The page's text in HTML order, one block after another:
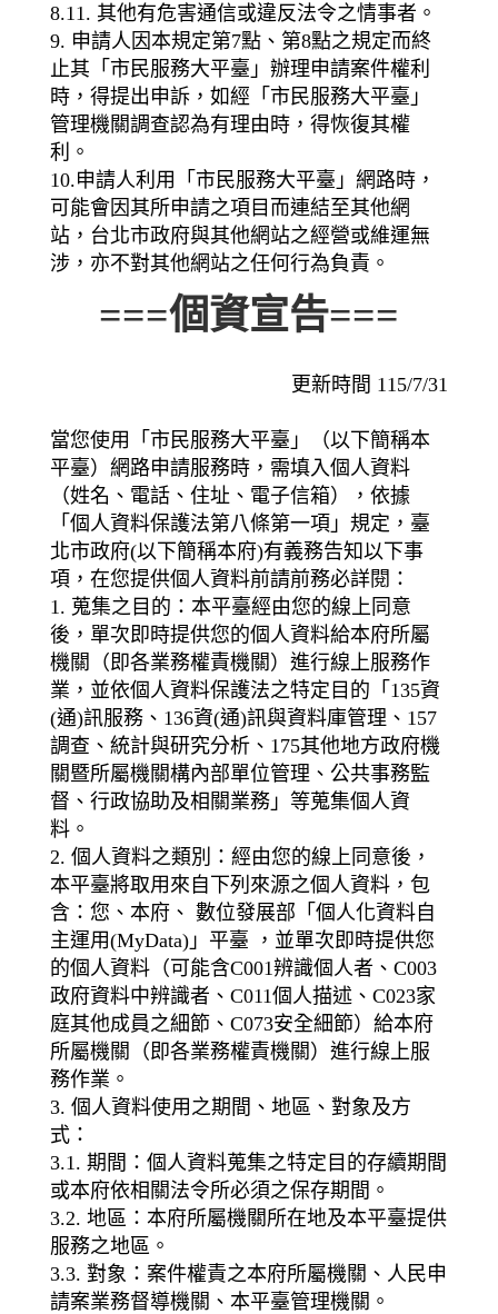
8.11. 其他有危害通信或違反法令之情事者。
9. 申請人因本規定第7點、第8點之規定而終
止其「市民服務大平臺」辦理申請案件權利
時，得提出申訴，如經「市民服務大平臺」
管理機關調查認為有理由時，得恢復其權
利。
10.申請人利用「市民服務大平臺」網路時，
可能會因其所申請之項目而連結至其他網
站，台北市政府與其他網站之經營或維運無
涉，亦不對其他網站之任何行為負責。
===個資宣告===
更新時間 115/7/31
當您使用「市民服務大平臺」（以下簡稱本
平臺）網路申請服務時，需填入個人資料
（姓名、電話、住址、電子信箱），依據
「個人資料保護法第八條第一項」規定，臺
北市政府(以下簡稱本府)有義務告知以下事
項，在您提供個人資料前請前務必詳閱：
1. 蒐集之目的：本平臺經由您的線上同意
後，單次即時提供您的個人資料給本府所屬
機關（即各業務權責機關）進行線上服務作
業，並依個人資料保護法之特定目的「135資
(通)訊服務、136資(通)訊與資料庫管理、157
調查、統計與研究分析、175其他地方政府機
關暨所屬機關構內部單位管理、公共事務監
督、行政協助及相關業務」等蒐集個人資
料。
2. 個人資料之類別：經由您的線上同意後，
本平臺將取用來自下列來源之個人資料，包
含：您、本府、 數位發展部「個人化資料自
主運用(MyData)」平臺 ，並單次即時提供您
的個人資料（可能含C001辨識個人者、C003
政府資料中辨識者、C011個人描述、C023家
庭其他成員之細節、C073安全細節）給本府
所屬機關（即各業務權責機關）進行線上服
務作業。
3. 個人資料使用之期間、地區、對象及方
式：
3.1. 期間：個人資料蒐集之特定目的存續期間
或本府依相關法令所必須之保存期間。
3.2. 地區：本府所屬機關所在地及本平臺提供
服務之地區。
3.3. 對象：案件權責之本府所屬機關、人民申
請案業務督導機關、本平臺管理機關。